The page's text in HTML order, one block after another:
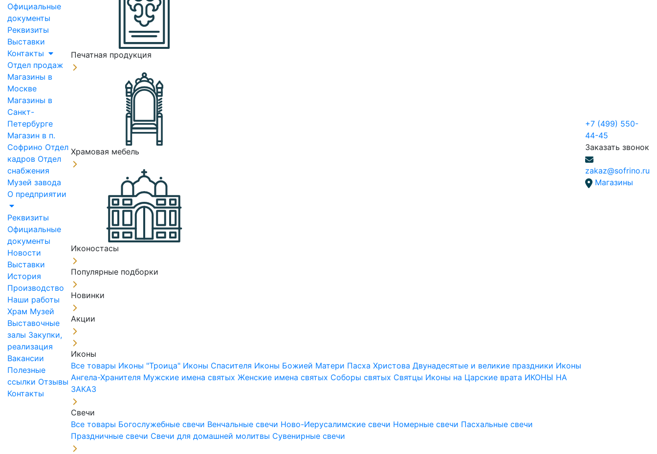
Официальные
документы
Реквизиты
Выставки
Контакты
Отдел продаж
Магазины в
Москве
Магазины в
Санкт-
Петербурге
Магазин в п.
Софрино Отдел
кадров Отдел
снабжения
Музей завода
О предприятии
Реквизиты
Официальные
документы
Новости
Выставки
История
Производство
Наши работы
Храм Музей
Выставочные
залы Закупки,
реализация
Вакансии
Полезные
ссылки Отзывы
Контакты
Печатная продукция
Храмовая мебель
Иконостасы
Популярные подборки
Новинки
Акции
Иконы
Все товары Иконы "Троица" Иконы Спасителя Иконы Божией Матери Пасха ХристоваДвунадесятые и великие праздники Иконы
Ангела-Хранителя Мужские имена святыхЖенские имена святых Соборы святых Святцы Иконы на Царские врата ИКОНЫ НА
ЗАКАЗ
Свечи
Все товары Богослужебные свечи Венчальные свечи Ново-Иерусалимские свечи Номерные свечи Пасхальные свечи
Праздничные свечи Свечи для домашней молитвы Сувенирные свечи
+7 (499) 550-
44-45
Заказать звонок
zakaz@sofrino.ru
Магазины